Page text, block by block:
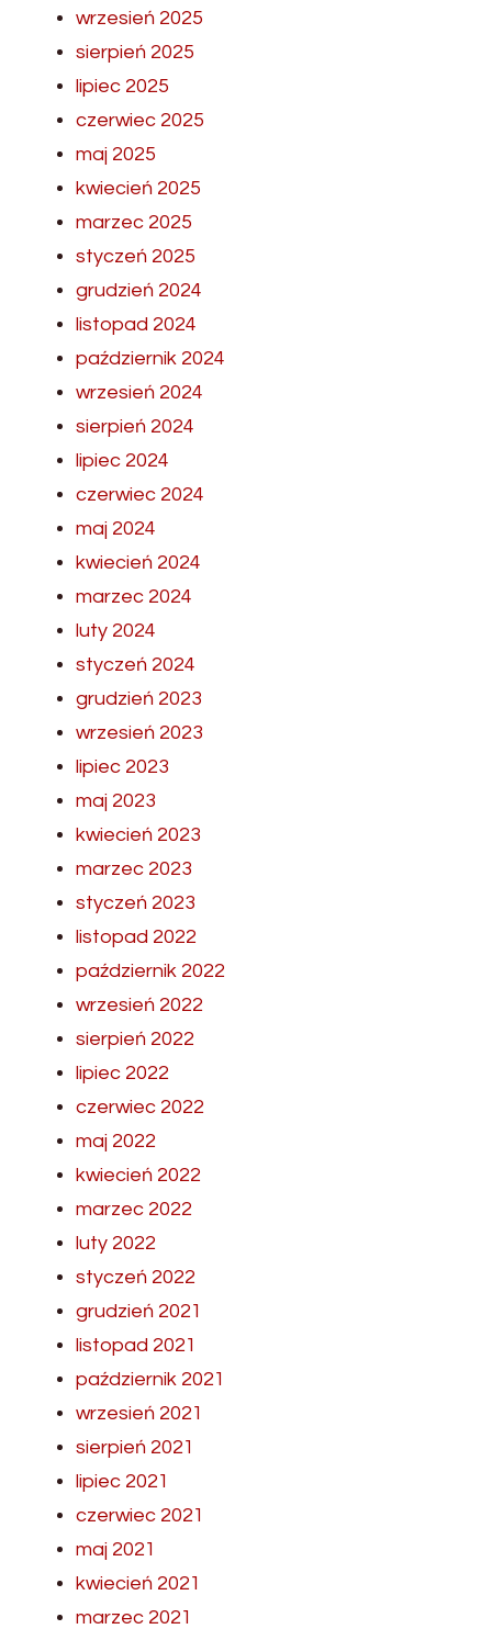
wrzesień 2025
sierpień 2025
lipiec 2025
czerwiec 2025
maj 2025
kwiecień 2025
marzec 2025
styczeń 2025
grudzień 2024
listopad 2024
październik 2024
wrzesień 2024
sierpień 2024
lipiec 2024
czerwiec 2024
maj 2024
kwiecień 2024
marzec 2024
luty 2024
styczeń 2024
grudzień 2023
wrzesień 2023
lipiec 2023
maj 2023
kwiecień 2023
marzec 2023
styczeń 2023
listopad 2022
październik 2022
wrzesień 2022
sierpień 2022
lipiec 2022
czerwiec 2022
maj 2022
kwiecień 2022
marzec 2022
luty 2022
styczeń 2022
grudzień 2021
listopad 2021
październik 2021
wrzesień 2021
sierpień 2021
lipiec 2021
czerwiec 2021
maj 2021
kwiecień 2021
marzec 2021